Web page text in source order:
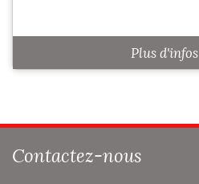
Plus d'infos
Contactez-nous